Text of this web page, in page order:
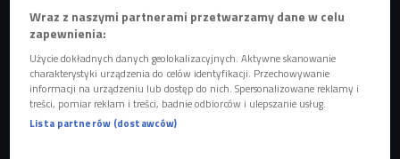
Startując w konkursie "Wydaj płytę z Będzie głośno" to Majki
i jego grupa Myasta był oceniany. Teraz staje po drugiej
stronie i został jurorem w plebiscycie "Nieprzeciętni".
Plebiscycie adresowanym do młodych ludzi, którzy na co
dzień podejmują nietypowe działania, mają nietypowe
Wraz z naszymi partnerami przetwarzamy dane w celu
zapewnienia:
Użycie dokładnych danych geolokalizacyjnych. Aktywne skanowanie
charakterystyki urządzenia do celów identyfikacji. Przechowywanie
informacji na urządzeniu lub dostęp do nich. Spersonalizowane reklamy i
treści, pomiar reklam i treści, badnie odbiorców i ulepszanie usług.
Lista partnerów (dostawców)